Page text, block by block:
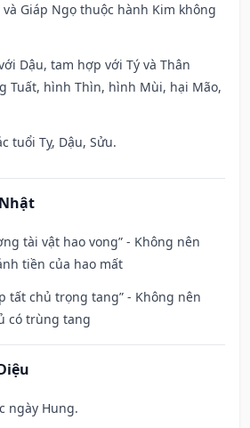
Giáp Ngọ thuộc hành Kim không
Dậu, tam hợp với Tý và Thân
Tuất, hình Thìn, hình Mùi, hại Mão,
tuổi Tỵ, Dậu, Sửu.
tài vật hao vong” - Không nên
tiền của hao mất
tất chủ trọng tang” - Không nên
có trùng tang
ngày Hung.